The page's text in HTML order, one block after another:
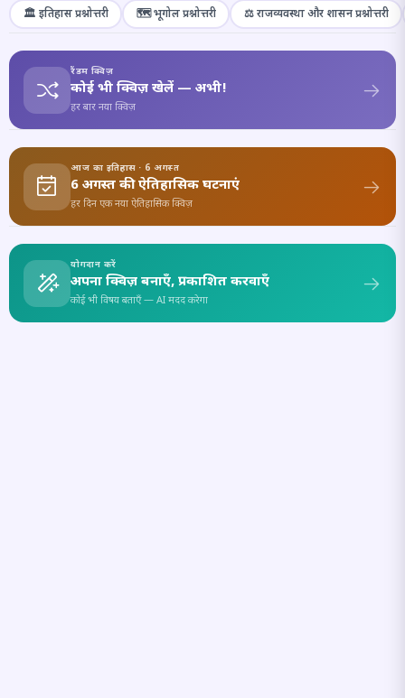
🏛️ इतिहास प्रश्नोत्तरी 🗺️ भूगोल प्रश्नोत्तरी ⚖️ राजव्यवस्था और शासन प्रश्नोत्तरी
रैंडम क्विज़
कोई भी क्विज़ खेलें — अभी!
हर बार नया क्विज़
आज का इतिहास · 6 अगस्त
6 अगस्त की ऐतिहासिक घटनाएं
हर दिन एक नया ऐतिहासिक क्विज़
योगदान करें
अपना क्विज़ बनाएँ, प्रकाशित करवाएँ
कोई भी विषय बताएँ — AI मदद करेगा